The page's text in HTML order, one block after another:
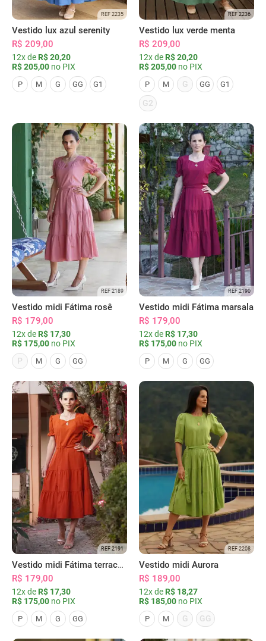
REF 2235
Vestido lux azul serenity
R$ 209,00
12x de R$ 20,20
R$ 205,00 no PIX
P M G GG G1
REF 2236
Vestido lux verde menta
R$ 209,00
12x de R$ 20,20
R$ 205,00 no PIX
P M G GG G1
G2
REF 2189
Vestido midi Fátima rosê
R$ 179,00
12x de R$ 17,30
R$ 175,00 no PIX
P
M G GG
REF 2190
Vestido midi Fátima marsala
R$ 179,00
12x de R$ 17,30
R$ 175,00 no PIX
P M G GG
REF 2191
Vestido midi Fátima terracota
R$ 179,00
12x de R$ 17,30
R$ 175,00 no PIX
P M G GG
REF 2208
Vestido midi Aurora
R$ 189,00
12x de R$ 18,27
R$ 185,00 no PIX
P M G GG